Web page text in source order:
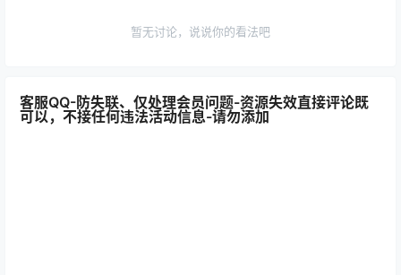
暂无讨论，说说你的看法吧
客服QQ-防失联、仅处理会员问题-资源失效直接评论既
可以，不接任何违法活动信息-请勿添加